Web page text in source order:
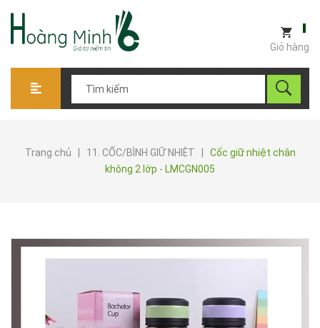
Giỏ hàng
Trang chủ 11. CỐC/BÌNH GIỮ NHIỆT
Cốc giữ nhiệt chân
không 2 lớp - LMCGN005